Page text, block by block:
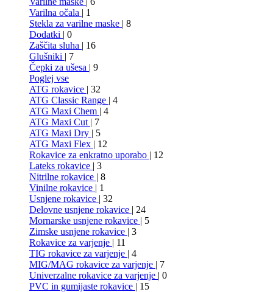
Varilna očala | 1
Stekla za varilne maske | 8
Dodatki | 0
Zaščita sluha | 16
Glušniki | 7
Čepki za ušesa | 9
Poglej vse
ATG rokavice | 32
ATG Classic Range | 4
ATG Maxi Chem | 4
ATG Maxi Cut | 7
ATG Maxi Dry | 5
ATG Maxi Flex | 12
Rokavice za enkratno uporabo | 12
Lateks rokavice | 3
Nitrilne rokavice | 8
Vinilne rokavice | 1
Usnjene rokavice | 32
Delovne usnjene rokavice | 24
Mornarske usnjene rokavice | 5
Zimske usnjene rokavice | 3
Rokavice za varjenje | 11
TIG rokavice za varjenje | 4
MIG/MAG rokavice za varjenje | 7
Univerzalne rokavice za varjenje | 0
PVC in gumijaste rokavice | 15